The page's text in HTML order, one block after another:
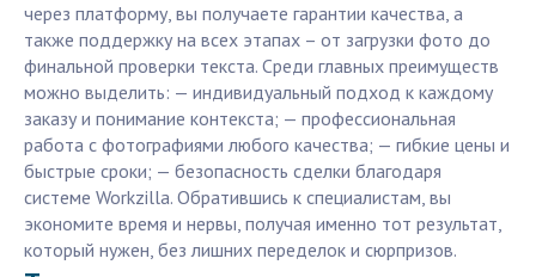
через платформу, вы получаете гарантии качества, а
также поддержку на всех этапах – от загрузки фото до
финальной проверки текста. Среди главных преимуществ
можно выделить: — индивидуальный подход к каждому
заказу и понимание контекста; — профессиональная
работа с фотографиями любого качества; — гибкие цены и
быстрые сроки; — безопасность сделки благодаря
системе Workzilla. Обратившись к специалистам, вы
экономите время и нервы, получая именно тот результат,
который нужен, без лишних переделок и сюрпризов.